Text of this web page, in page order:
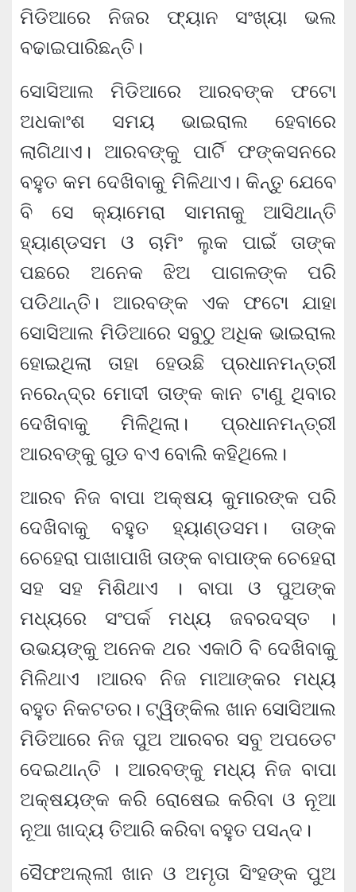
ମିଡିଆରେ ନିଜର ଫ୍ୟାନ ସଂଖ୍ୟା ଭଲ
ବଢାଇପାରିଛନ୍ତି।
ସୋସିଆଲ ମିଡିଆରେ ଆରବଙ୍କ ଫଟୋ
ଅଧକାଂଶ ସମୟ ଭାଇରାଲ ହେବାରେ
ଲାଗିଥାଏ। ଆରବଙ୍କୁ ପାର୍ଟି ଫଙ୍କସନରେ
ବହୁତ କମ ଦେଖିବାକୁ ମିଳିଥାଏ। କିନ୍ତୁ ଯେବେ
ବି ସେ କ୍ୟାମେରା ସାମନାକୁ ଆସିଥାନ୍ତି
ହ୍ୟାଣ୍ଡସମ ଓ ଚାମିଂ ଲୁକ ପାଇଁ ତାଙ୍କ
ପଛରେ ଅନେକ ଝିଅ ପାଗଳଙ୍କ ପରି
ପଡିଥାନ୍ତି। ଆରବଙ୍କ ଏକ ଫଟୋ ଯାହା
ସୋସିଆଲ ମିଡିଆରେ ସବୁଠୁ ଅଧିକ ଭାଇରାଲ
ହୋଇଥିଲା ତାହା ହେଉଛି ପ୍ରଧାନମନ୍ତ୍ରୀ
ନରେନ୍ଦ୍ର ମୋଦୀ ତାଙ୍କ କାନ ଟାଣୁ ଥିବାର
ଦେଖିବାକୁ ମିଳିଥିଲା। ପ୍ରଧାନମନ୍ତ୍ରୀ
ଆରବଙ୍କୁ ଗୁଡ ବଏ ବୋଲି କହିଥିଲେ।
ଆରବ ନିଜ ବାପା ଅକ୍ଷୟ କୁମାରଙ୍କ ପରି
ଦେଖିବାକୁ ବହୁତ ହ୍ୟାଣ୍ଡସମ। ତାଙ୍କ
ଚେହେରା ପାଖାପାଖି ତାଙ୍କ ବାପାଙ୍କ ଚେହେରା
ସହ ସହ ମିଶିଥାଏ । ବାପା ଓ ପୁଅଙ୍କ
ମଧ୍ୟରେ ସଂପର୍କ ମଧ୍ୟ ଜବରଦସ୍ତ ।
ଉଭୟଙ୍କୁ ଅନେକ ଥର ଏକାଠି ବି ଦେଖିବାକୁ
ମିଳିଥାଏ ।ଆରବ ନିଜ ମାଆଙ୍କର ମଧ୍ୟ
ବହୁତ ନିକଟତର। ଟ୍ୱିଙ୍କିଲ ଖାନ ସୋସିଆଲ
ମିଡିଆରେ ନିଜ ପୁଅ ଆରବର ସବୁ ଅପଡେଟ
ଦେଇଥାନ୍ତି । ଆରବଙ୍କୁ ମଧ୍ୟ ନିଜ ବାପା
ଅକ୍ଷୟଙ୍କ କରି ରୋଷେଇ କରିବା ଓ ନୂଆ
ନୂଆ ଖାଦ୍ୟ ତିଆରି କରିବା ବହୁତ ପସନ୍ଦ।
ସୈଫଅଲ୍ଲୀ ଖାନ ଓ ଅମୃତା ସିଂହଙ୍କ ପୁଅ